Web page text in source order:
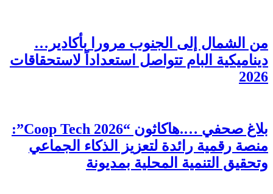
من الشمال إلى الجنوب مرورا بأكادير…
ديناميكية البام تتواصل استعداداً لاستحقاقات
2026
بلاغ صحفي ….هاكاثون “Coop Tech 2026”:
منصة رقمية رائدة لتعزيز الذكاء الجماعي
وتحقيق التنمية المحلية بمديونة